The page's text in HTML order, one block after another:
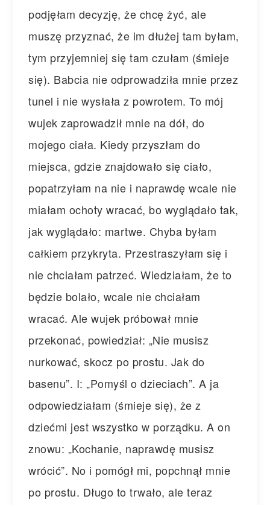
podjęłam decyzję, że chcę żyć, ale
muszę przyznać, że im dłużej tam byłam,
tym przyjemniej się tam czułam (śmieje
się). Babcia nie odprowadziła mnie przez
tunel i nie wysłała z powrotem. To mój
wujek zaprowadził mnie na dół, do
mojego ciała. Kiedy przyszłam do
miejsca, gdzie znajdowało się ciało,
popatrzyłam na nie i naprawdę wcale nie
miałam ochoty wracać, bo wyglądało tak,
jak wyglądało: martwe. Chyba byłam
całkiem przykryta. Przestraszyłam się i
nie chciałam patrzeć. Wiedziałam, że to
będzie bolało, wcale nie chciałam
wracać. Ale wujek próbował mnie
przekonać, powiedział: „Nie musisz
nurkować, skocz po prostu. Jak do
basenu”. I: „Pomyśl o dzieciach”. A ja
odpowiedziałam (śmieje się), że z
dziećmi jest wszystko w porządku. A on
znowu: „Kochanie, naprawdę musisz
wrócić”. No i pomógł mi, popchnął mnie
po prostu. Długo to trwało, ale teraz